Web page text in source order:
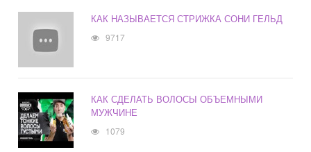
КАК НАЗЫВАЕТСЯ СТРИЖКА СОНИ ГЕЛЬД
9717
КАК СДЕЛАТЬ ВОЛОСЫ ОБЪЕМНЫМИ
МУЖЧИНЕ
1079